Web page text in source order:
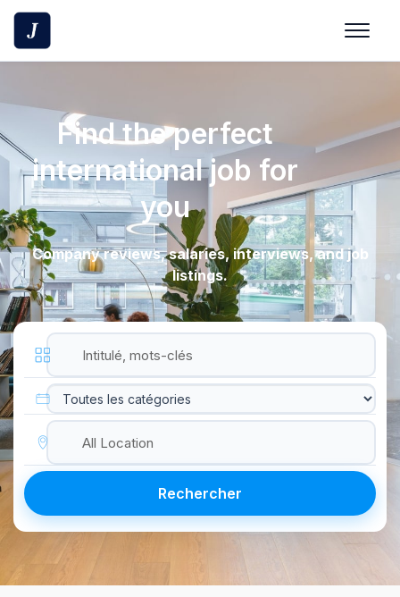
Find the perfect
international job for
you
Company reviews, salaries, interviews, and job
listings.
Intitulé, mots-clés
Catégorie
Toutes les villes
Rechercher